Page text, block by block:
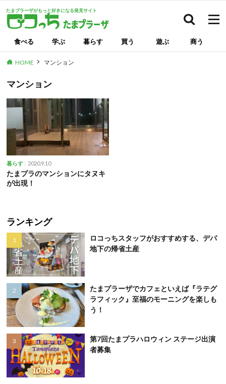
たまプラーザがもっと好きになる発見サイト
食べる 学ぶ 暮らす 買う 遊ぶ 商う
HOME マンション
マンション
暮らす 2020.9.10
たまプラのマンションにタヌキ
が出現！
ランキング
ロコっちスタッフがおすすめする、デパ
地下の帰省土産
たまプラーザでカフェといえば『ラテグ
ラフィック』至福のモーニングを楽しも
う！
第7回たまプラハロウィン ステージ出演
者募集